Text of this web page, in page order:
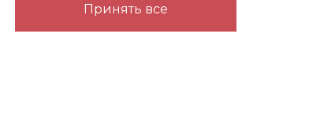
Гардеробные
Принять все